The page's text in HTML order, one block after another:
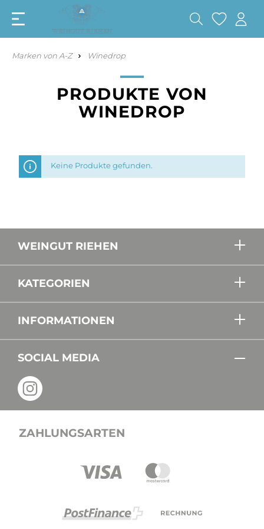
Marken von A-Z Winedrop
PRODUKTE VON
WINEDROP
Keine Produkte gefunden.
WEINGUT RIEHEN
KATEGORIEN
INFORMATIONEN
SOCIAL MEDIA
ZAHLUNGSARTEN